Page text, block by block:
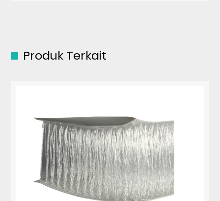
Produk Terkait